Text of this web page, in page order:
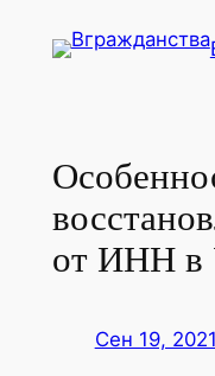
от ИНН в
Сен 19, 2021